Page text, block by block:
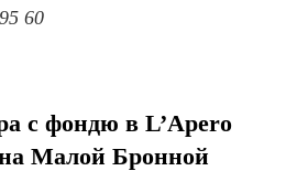
60
с фондю в L’Apero
Малой Бронной